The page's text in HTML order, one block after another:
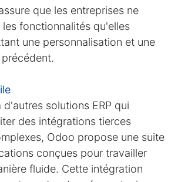
que les entreprises ne
fonctionnalités qu'elles
une personnalisation et une
solutions ERP qui
des intégrations tierces
Odoo propose une suite
conçues pour travailler
fluide. Cette intégration